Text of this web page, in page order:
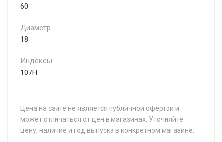
60
Диаметр
18
Индексы
107H
Цена на сайте не является публичной офертой и
может отличаться от цен в магазинах. Уточняйте
цену, наличие и год выпуска в конкретном магазине.